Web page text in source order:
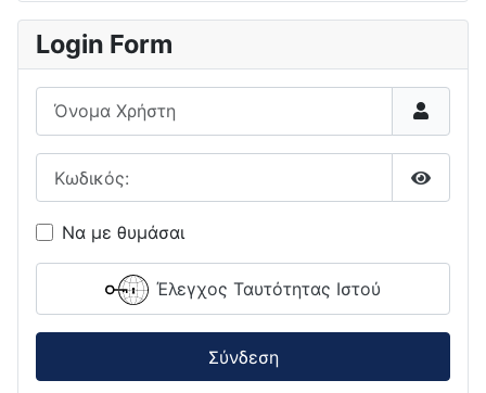
Login Form
Όνομα Χρήστη
Να με θυμάσαι
Έλεγχος Ταυτότητας Ιστού
Σύνδεση